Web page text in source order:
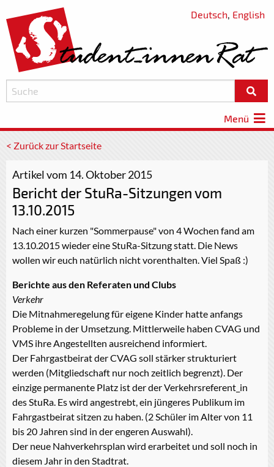
Deutsch, English
Menü
< Zurück zur Startseite
Artikel vom 14. Oktober 2015
Bericht der StuRa-Sitzungen vom
13.10.2015
Nach einer kurzen "Sommerpause" von 4 Wochen fand am
13.10.2015 wieder eine StuRa-Sitzung statt. Die News
wollen wir euch natürlich nicht vorenthalten. Viel Spaß :)
Berichte aus den Referaten und Clubs
Verkehr
Die Mitnahmeregelung für eigene Kinder hatte anfangs
Probleme in der Umsetzung. Mittlerweile haben CVAG und
VMS ihre Angestellten ausreichend informiert.
Der Fahrgastbeirat der CVAG soll stärker strukturiert
werden (Mitgliedschaft nur noch zeitlich begrenzt). Der
einzige permanente Platz ist der der Verkehrsreferent_in
des StuRa. Es wird angestrebt, ein jüngeres Publikum im
Fahrgastbeirat sitzen zu haben. (2 Schüler im Alter von 11
bis 20 Jahren sind in der engeren Auswahl).
Der neue Nahverkehrsplan wird erarbeitet und soll noch in
diesem Jahr in den Stadtrat.